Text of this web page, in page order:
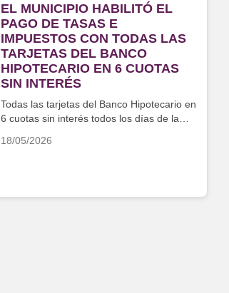
EL MUNICIPIO HABILITÓ EL
PAGO DE TASAS E
IMPUESTOS CON TODAS LAS
TARJETAS DEL BANCO
HIPOTECARIO EN 6 CUOTAS
SIN INTERÉS
Todas las tarjetas del Banco Hipotecario en
6 cuotas sin interés todos los días de la
18/05/2026